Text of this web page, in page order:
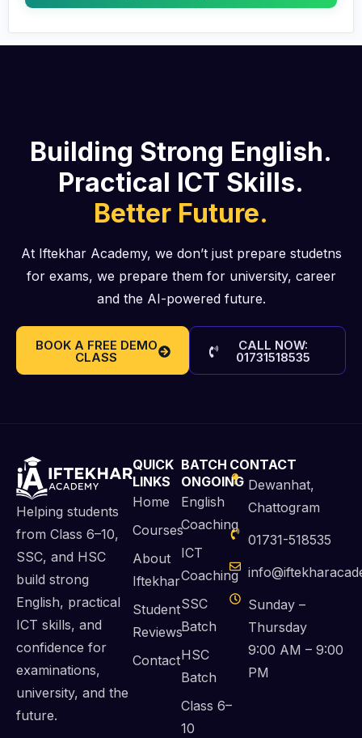
Building Strong English.
Practical ICT Skills.
Better Future.
At Iftekhar Academy, we don’t just prepare studetns
for exams, we prepare them for university, career
and the AI-powered future.
BOOK A FREE DEMO
CLASS
CALL NOW:
01731518535
Helping students
from Class 6–10,
SSC, and HSC
build strong
English, practical
ICT skills, and
confidence for
examinations,
university, and the
future.
QUICK
LINKS
Home
Courses
About
Iftekhar
Student
Reviews
Contact
BATCH
ONGOING
English
Coaching
ICT
Coaching
SSC
Batch
HSC
Batch
Class 6–
10
CONTACT
Dewanhat,
Chattogram
01731-518535
Sunday –
Thursday
9:00 AM – 9:00
PM